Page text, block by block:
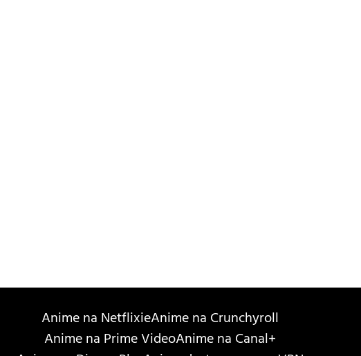
Anime na NetflixieAnime na Crunchyroll
Anime na Prime VideoAnime na Canal+